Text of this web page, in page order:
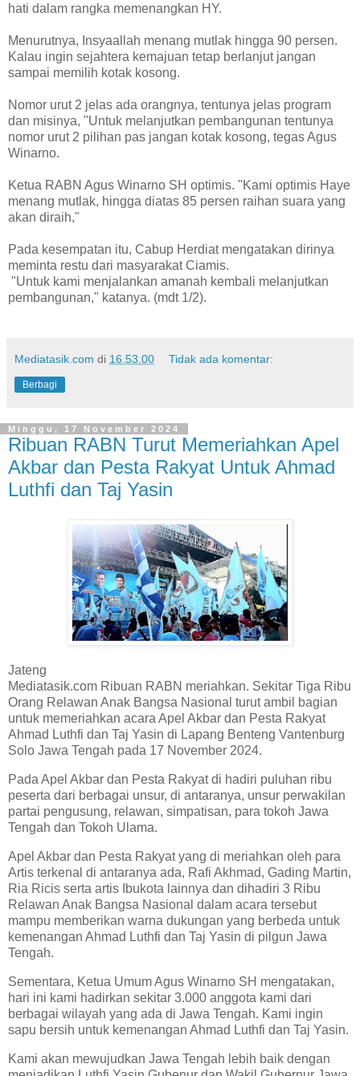
hati dalam rangka memenangkan HY.
Menurutnya, Insyaallah menang mutlak hingga 90 persen.
Kalau ingin sejahtera kemajuan tetap berlanjut jangan
sampai memilih kotak kosong.
Nomor urut 2 jelas ada orangnya, tentunya jelas program
dan misinya, "Untuk melanjutkan pembangunan tentunya
nomor urut 2 pilihan pas jangan kotak kosong, tegas Agus
Winarno.
Ketua RABN Agus Winarno SH optimis. "Kami optimis Haye
menang mutlak, hingga diatas 85 persen raihan suara yang
akan diraih,"
Pada kesempatan itu, Cabup Herdiat mengatakan dirinya
meminta restu dari masyarakat Ciamis.
"Untuk kami menjalankan amanah kembali melanjutkan
pembangunan," katanya. (mdt 1/2).
Mediatasik.com di 16.53.00 Tidak ada komentar:
Berbagi
Minggu, 17 November 2024
Ribuan RABN Turut Memeriahkan Apel
Akbar dan Pesta Rakyat Untuk Ahmad
Luthfi dan Taj Yasin
Jateng
Mediatasik.com Ribuan RABN meriahkan. Sekitar Tiga Ribu
Orang Relawan Anak Bangsa Nasional turut ambil bagian
untuk memeriahkan acara Apel Akbar dan Pesta Rakyat
Ahmad Luthfi dan Taj Yasin di Lapang Benteng Vantenburg
Solo Jawa Tengah pada 17 November 2024.
Pada Apel Akbar dan Pesta Rakyat di hadiri puluhan ribu
peserta dari berbagai unsur, di antaranya, unsur perwakilan
partai pengusung, relawan, simpatisan, para tokoh Jawa
Tengah dan Tokoh Ulama.
Apel Akbar dan Pesta Rakyat yang di meriahkan oleh para
Artis terkenal di antaranya ada, Rafi Akhmad, Gading Martin,
Ria Ricis serta artis Ibukota lainnya dan dihadiri 3 Ribu
Relawan Anak Bangsa Nasional dalam acara tersebut
mampu memberikan warna dukungan yang berbeda untuk
kemenangan Ahmad Luthfi dan Taj Yasin di pilgun Jawa
Tengah.
Sementara, Ketua Umum Agus Winarno SH mengatakan,
hari ini kami hadirkan sekitar 3.000 anggota kami dari
berbagai wilayah yang ada di Jawa Tengah. Kami ingin
sapu bersih untuk kemenangan Ahmad Luthfi dan Taj Yasin.
Kami akan mewujudkan Jawa Tengah lebih baik dengan